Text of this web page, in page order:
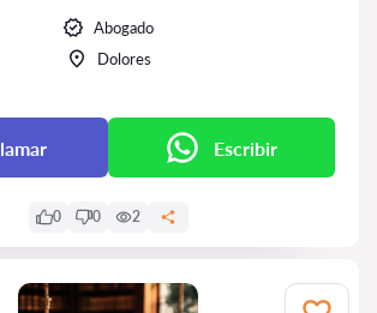
Abogado
Dolores
Escribir
0 0 2